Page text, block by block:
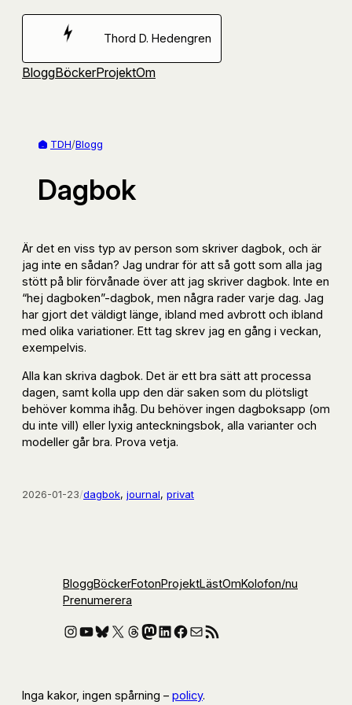
Hoppa
Thord D. Hedengren
BloggBöckerProjektOm
TDH/Blogg
Dagbok
Är det en viss typ av person som skriver dagbok, och är
jag inte en sådan? Jag undrar för att så gott som alla jag
stött på blir förvånade över att jag skriver dagbok. Inte en
“hej dagboken”-dagbok, men några rader varje dag. Jag
har gjort det väldigt länge, ibland med avbrott och ibland
med olika variationer. Ett tag skrev jag en gång i veckan,
exempelvis.
Alla kan skriva dagbok. Det är ett bra sätt att processa
dagen, samt kolla upp den där saken som du plötsligt
behöver komma ihåg. Du behöver ingen dagboksapp (om
du inte vill) eller lyxig anteckningsbok, alla varianter och
modeller går bra. Prova vetja.
2026-01-23/dagbok, journal, privat
BloggBöckerFotonProjektLästOmKolofon/nu
Prenumerera
Instagram
YouTube
Bluesky
X Threads
Mastodon
LinkedIn
Facebook
E-postRSS-flöde
Inga kakor, ingen spårning – policy.